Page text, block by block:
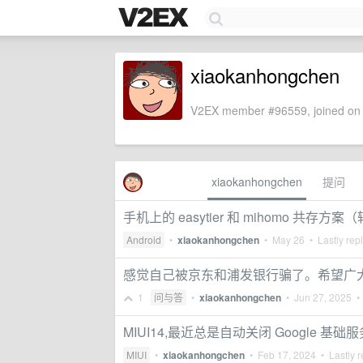
xiaokanhongchen
V2EX member #96559, joined
xiaokanhongchen 提问
手机上的 easytier 和 mihomo 共存方案（
Android • xiaokanhongchen • May 26 • Lastly
感觉自己被京东和浦发银行骗了。希望广
1 问与答 • xiaokanhongchen • Jun 27, 2025
MIUI14,最近总是自动关闭 Google 基础
MIUI • xiaokanhongchen • Feb 17, 2024 • Lastly